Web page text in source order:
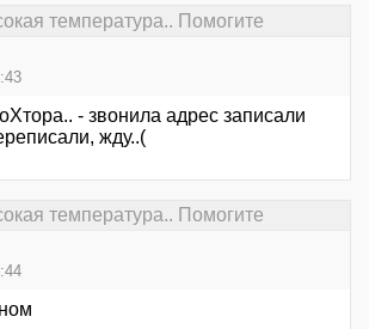
температура.. Помогите
- звонила адрес записали
жду..(
температура.. Помогите